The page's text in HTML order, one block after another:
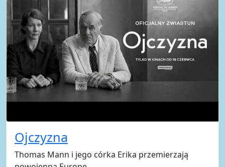
Ojczyzna
Thomas Mann i jego córka Erika przemierzają